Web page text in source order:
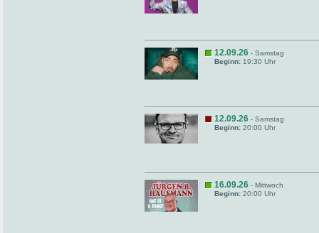
12.09.26 - Samstag
Beginn: 19:30 Uhr
12.09.26 - Samstag
Beginn: 20:00 Uhr
16.09.26 - Mittwoch
Beginn: 20:00 Uhr